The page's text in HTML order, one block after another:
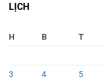
LỊCH
H B T
3
4 5